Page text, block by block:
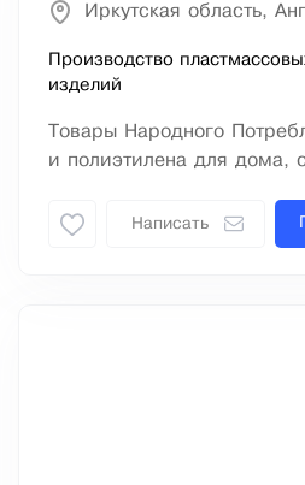
Иркутская область,
Производство
изделий
Товары Народного
и полиэтилена для дома,
Написать